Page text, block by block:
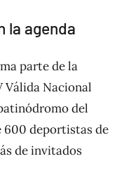
la agenda
parte de la
Válida Nacional
del
600 deportistas de
de invitados